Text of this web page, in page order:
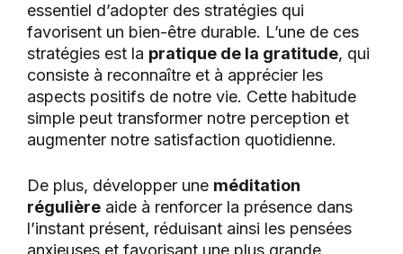
essentiel d’adopter des stratégies qui
favorisent un bien-être durable. L’une de ces
stratégies est la pratique de la gratitude, qui
consiste à reconnaître et à apprécier les
aspects positifs de notre vie. Cette habitude
simple peut transformer notre perception et
augmenter notre satisfaction quotidienne.
De plus, développer une méditation
régulière aide à renforcer la présence dans
l’instant présent, réduisant ainsi les pensées
anxieuses et favorisant une plus grande